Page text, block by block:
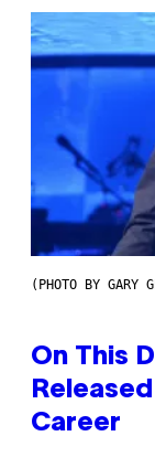
(PHOTO BY GARY
On This
Career